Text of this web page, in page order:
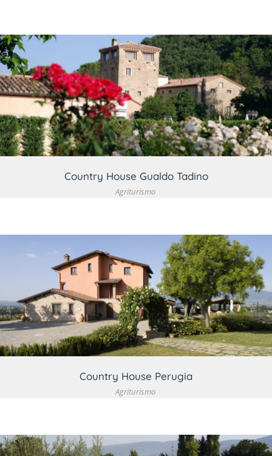
VEDI DETTAGLIO
Country House Gualdo Tadino
Agriturismo
VEDI DETTAGLIO
Country House Perugia
Agriturismo